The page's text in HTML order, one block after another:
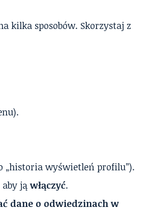
kilka sposobów. Skorzystaj z
„historia wyświetleń profilu”).
aby jąwłączyć.
dane o odwiedzinach w